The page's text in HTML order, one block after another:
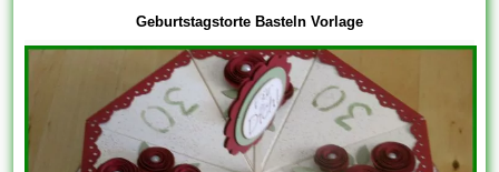
Geburtstagstorte Basteln Vorlage